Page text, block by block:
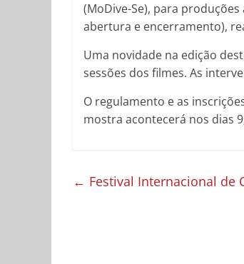
(MoDive-Se), para
abertura e encerramento),
Uma novidade na edição
sessões dos filmes. As
O regulamento e as
mostra acontecerá nos dias
← Festival Internacional de